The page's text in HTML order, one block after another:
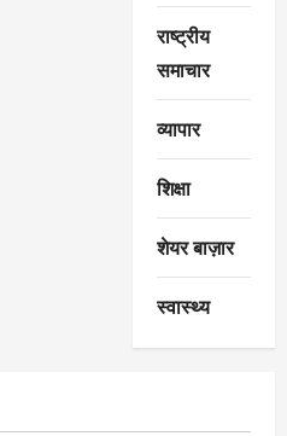
राष्ट्रीय
समाचार
व्यापार
शिक्षा
शेयर बाज़ार
स्वास्थ्य